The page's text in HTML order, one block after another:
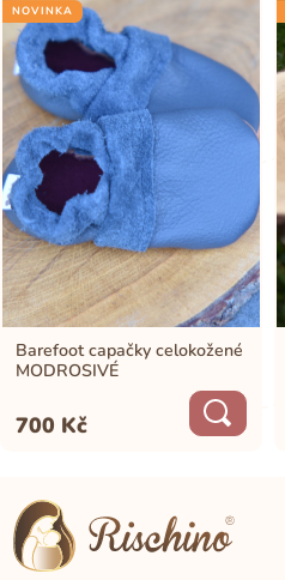
NOVINKA
Barefoot capačky celokožené
MODROSIVÉ
700 Kč